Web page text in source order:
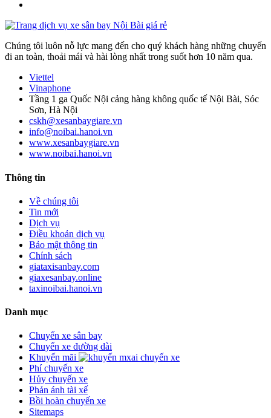
Chúng tôi luôn nỗ lực mang đến cho quý khách hàng những chuyến
đi an toàn, thoải mái và hài lòng nhất trong suốt hơn 10 năm qua.
Viettel
Vinaphone
Tầng 1 ga Quốc Nội cảng hàng không quốc tế Nội Bài, Sóc
Sơn, Hà Nội
cskh@xesanbaygiare.vn
info@noibai.hanoi.vn
www.xesanbaygiare.vn
www.noibai.hanoi.vn
Thông tin
Về chúng tôi
Tin mới
Dịch vụ
Điều khoản dịch vụ
Bảo mật thông tin
Chính sách
giataxisanbay.com
giaxesanbay.online
taxinoibai.hanoi.vn
Danh mục
Chuyến xe sân bay
Chuyến xe đường dài
Khuyến mãi
Phí chuyến xe
Hủy chuyến xe
Phản ánh tài xế
Bồi hoàn chuyến xe
Sitemaps